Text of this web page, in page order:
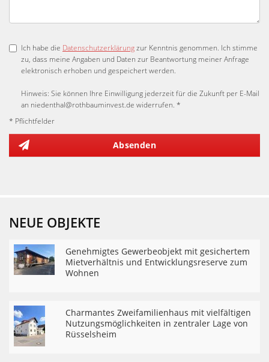
Ich habe die Datenschutzerklärungzur Kenntnis genommen. Ich stimme
zu, dass meine Angaben und Daten zur Beantwortung meiner Anfrage
elektronisch erhoben und gespeichert werden.
Hinweis: Sie können Ihre Einwilligung jederzeit für die Zukunft per E-Mail
an niedenthal@rothbauminvest.de widerrufen. *
* Pflichtfelder
Absenden
NEUE OBJEKTE
Genehmigtes Gewerbeobjekt mit gesichertem
Mietverhältnis und Entwicklungsreserve zum
Wohnen
Charmantes Zweifamilienhaus mit vielfältigen
Nutzungsmöglichkeiten in zentraler Lage von
Rüsselsheim